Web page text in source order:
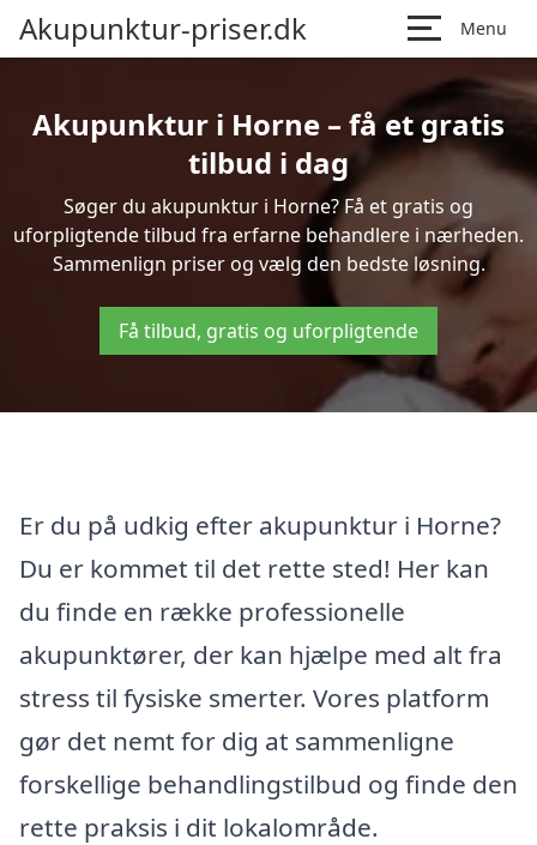
Akupunktur-priser.dk Menu
Akupunktur i Horne – få et gratis
tilbud i dag
Søger du akupunktur i Horne? Få et gratis og
uforpligtende tilbud fra erfarne behandlere i nærheden.
Sammenlign priser og vælg den bedste løsning.
Få tilbud, gratis og uforpligtende
Er du på udkig efter akupunktur i Horne?
Du er kommet til det rette sted! Her kan
du finde en række professionelle
akupunktører, der kan hjælpe med alt fra
stress til fysiske smerter. Vores platform
gør det nemt for dig at sammenligne
forskellige behandlingstilbud og finde den
rette praksis i dit lokalområde.